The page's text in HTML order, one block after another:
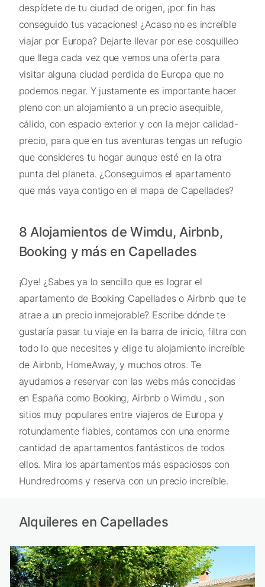
despídete de tu ciudad de origen, ¡por fin has
conseguido tus vacaciones! ¿Acaso no es increíble
viajar por Europa? Dejarte llevar por ese cosquilleo
que llega cada vez que vemos una oferta para
visitar alguna ciudad perdida de Europa que no
podemos negar. Y justamente es importante hacer
pleno con un alojamiento a un precio asequible,
cálido, con espacio exterior y con la mejor calidad-
precio, para que en tus aventuras tengas un refugio
que consideres tu hogar aunque esté en la otra
punta del planeta. ¿Conseguimos el apartamento
que más vaya contigo en el mapa de Capellades?
8 Alojamientos de Wimdu, Airbnb,
Booking y más en Capellades
¡Oye! ¿Sabes ya lo sencillo que es lograr el
apartamento de Booking Capellades o Airbnb que te
atrae a un precio inmejorable? Escribe dónde te
gustaría pasar tu viaje en la barra de inicio, filtra con
todo lo que necesites y elige tu alojamiento increíble
de Airbnb, HomeAway, y muchos otros. Te
ayudamos a reservar con las webs más conocidas
en España como Booking, Airbnb o Wimdu , son
sitios muy populares entre viajeros de Europa y
rotundamente fiables, contamos con una enorme
cantidad de apartamentos fantásticos de todos
ellos. Mira los apartamentos más espaciosos con
Hundredrooms y reserva con un precio increíble.
Alquileres en Capellades